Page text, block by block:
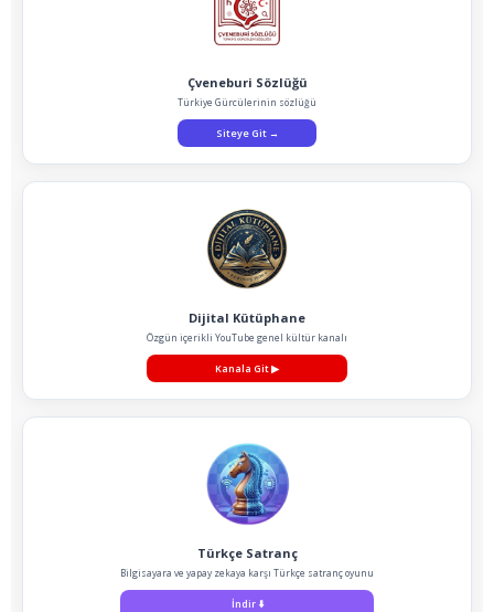
Çveneburi Sözlüğü
Türkiye Gürcülerinin sözlüğü
Siteye Git →
Dijital Kütüphane
Özgün içerikli YouTube genel kültür kanalı
Kanala Git▶
Türkçe Satranç
Bilgisayara ve yapay zekaya karşı Türkçe satranç oyunu
İndir ⬇️